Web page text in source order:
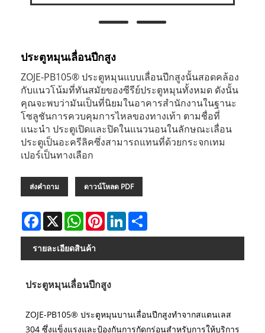
ประตูหมุนเลื่อนปีกสูง
ZOJE-PB105® ประตูหมุนแบบเลื่อนปีกสูงนั้นสอดคล้อง
กับแนวโน้มที่ทันสมัยของซีรีย์ประตูหมุนทั้งหมด ดังนั้น
คุณจะพบว่ามันเป็นที่นิยมในอาคารสำนักงานในฐานะ
โซลูชันการควบคุมการไหลของทางเท้า ตามชื่อที่
แนะนำ ประตูเปิดและปิดในแนวนอนในลักษณะเลื่อน
ประตูเป็นอะครีลิคซึ่งสามารถแทนที่ด้วยกระจกเทม
เปอร์เป็นทางเลือก
ส่งคำถาม ดาวน์โหลด PDF
Facebook
X WhatsAppPinterestLinkedIn
รายละเอียดสินค้า
ประตูหมุนเลื่อนปีกสูง
ZOJE-PB105® ประตูหมุนบานเลื่อนปีกสูงทำจากสแตนเลส
304 ซึ่งแข็งแรงและป้องกันการกัดกร่อนสำหรับการให้บริการ